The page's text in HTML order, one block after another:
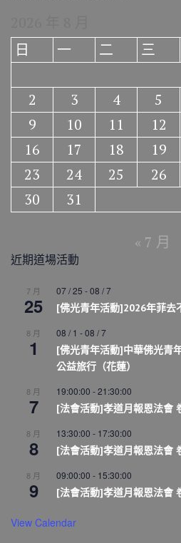
日
一 二 三
2
3 4 5
9
10 11 12
16
17 18 19
23
24 25 26
30
31
« 7 月
近期道場活動
7 月
25
07 / 25 -08 / 7
[佛光青年活動]2026年菲去
8 月
1
08 / 1 -08 / 7
[佛光青年活動]中華佛光青
公益旅行（花蓮）
8 月
7
19:00:00 -21:30:00
[法會活動]孝道月報恩法會
8 月
8
13:30:00 - 17:30:00
[法會活動]孝道月報恩法會
8 月
9
09:00:00 - 15:30:00
[法會活動]孝道月報恩法會
View Calendar